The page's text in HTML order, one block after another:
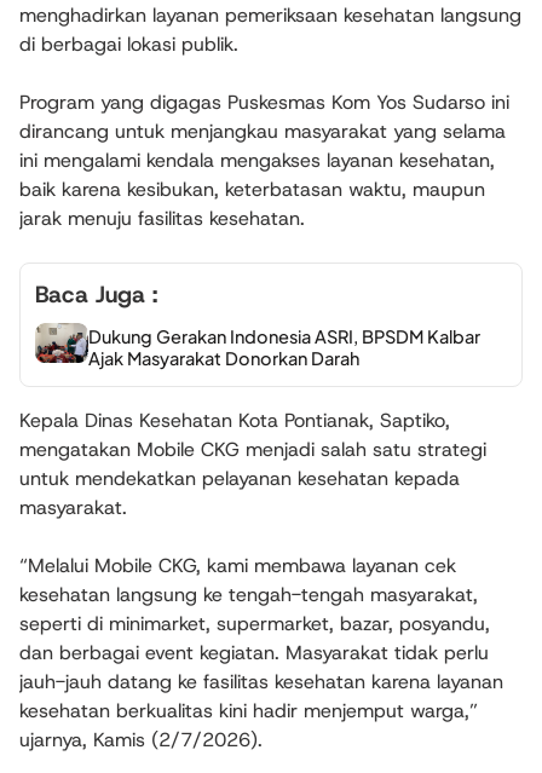
menghadirkan layanan pemeriksaan kesehatan langsung
di berbagai lokasi publik.
Program yang digagas Puskesmas Kom Yos Sudarso ini
dirancang untuk menjangkau masyarakat yang selama
ini mengalami kendala mengakses layanan kesehatan,
baik karena kesibukan, keterbatasan waktu, maupun
jarak menuju fasilitas kesehatan.
Baca Juga :
Dukung Gerakan Indonesia ASRI, BPSDM Kalbar
Ajak Masyarakat Donorkan Darah
Kepala Dinas Kesehatan Kota Pontianak, Saptiko,
mengatakan Mobile CKG menjadi salah satu strategi
untuk mendekatkan pelayanan kesehatan kepada
masyarakat.
“Melalui Mobile CKG, kami membawa layanan cek
kesehatan langsung ke tengah-tengah masyarakat,
seperti di minimarket, supermarket, bazar, posyandu,
dan berbagai event kegiatan. Masyarakat tidak perlu
jauh-jauh datang ke fasilitas kesehatan karena layanan
kesehatan berkualitas kini hadir menjemput warga,”
ujarnya, Kamis (2/7/2026).